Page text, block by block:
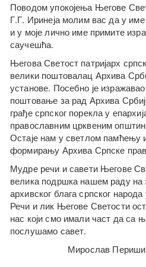
Поводом упокојења Његове
Г.Г. Иринеја молим вас да у
и у моје лично име примите
саучешћа.
Његова Светост патријарх
велики поштовалац Архива
установе. Посебно је
поштовање за рад Архива
грађе српског порекла у
православним црквеним
Остаје нам у светлом
формирању Архива Српске
Мудре речи и савети Његове
велика подршка нашем раду
архивског блага српског
Речи и лик Његове Светости
нас који смо имали част да са
послушамо савет.
Мирослав